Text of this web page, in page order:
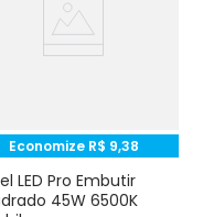
Economize R$ 9,38
LED Pro Embutir
45W 6500K